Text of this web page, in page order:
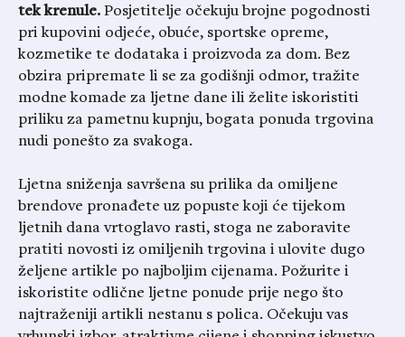
tek krenule. Posjetitelje očekuju brojne pogodnosti
pri kupovini odjeće, obuće, sportske opreme,
kozmetike te dodataka i proizvoda za dom. Bez
obzira pripremate li se za godišnji odmor, tražite
modne komade za ljetne dane ili želite iskoristiti
priliku za pametnu kupnju, bogata ponuda trgovina
nudi ponešto za svakoga.
Ljetna sniženja savršena su prilika da omiljene
brendove pronađete uz popuste koji će tijekom
ljetnih dana vrtoglavo rasti, stoga ne zaboravite
pratiti novosti iz omiljenih trgovina i ulovite dugo
željene artikle po najboljim cijenama. Požurite i
iskoristite odlične ljetne ponude prije nego što
najtraženiji artikli nestanu s polica. Očekuju vas